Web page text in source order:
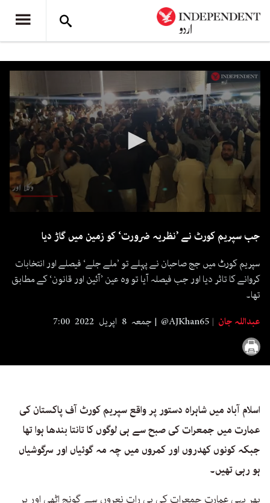
جب سپریم كورٹ نے ’نظریہ ضرورت‘ كو زمین میں گاڑ دیا
سپریم کورٹ میں جج صاحبان نے پہلے تو ’ملے جلے‘ فیصلے اور انتخابات
كروانے كا تاثر دیا اور جب فیصلہ آیا تو وہ عین ’آئین اور قانون‘ كے مطابق
تھا۔
عبداللہ جان
@AJKhan65 جمعہ 8 اپریل 2022 7:00
اسلام آباد میں شاہراہ دستور پر واقع سپریم كورٹ آف پاكستان كی
عمارت میں جمعرات کی صبح سے ہی لوگوں كا تانتا بندھا ہوا تھا
جبكہ كونوں كھدروں اور كمروں میں چہ مہ گوئیاں اور سرگوشیاں
ہو رہی تھیں۔
پھر یہی عمارت جمعرات كی ہی رات نعروں سے گونج اٹھی اور ہر